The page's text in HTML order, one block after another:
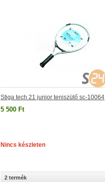
Stiga tech 21 junior teniszütő sc-10064
5 500 Ft
Nincs készleten
2 termék